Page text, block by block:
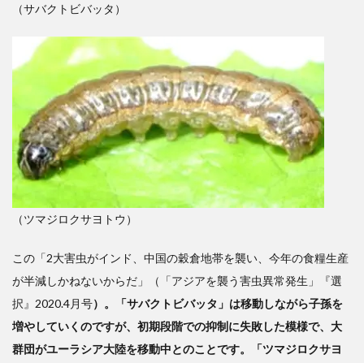
（サバクトビバッタ）
（ツマジロクサヨトウ）
この「2大害虫がインド、中国の穀倉地帯を襲い、今年の食糧生産
が半減しかねないからだ」（「アジアを襲う害虫異常発生」『選
択』2020.4月号）。「サバクトビバッタ」は移動しながら子孫を
増やしていくのですが、初期段階での抑制に失敗した模様で、大
群団がユーラシア大陸を移動中とのことです。「ツマジロクサヨ